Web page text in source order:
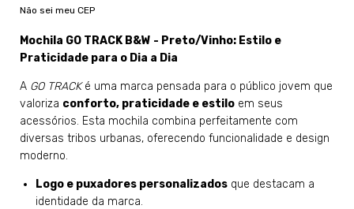
Não sei meu CEP
Mochila GO TRACK B&W - Preto/Vinho: Estilo e
Praticidade para o Dia a Dia
A GO TRACKé uma marca pensada para o público jovem que
valoriza conforto, praticidade e estilo em seus
acessórios. Esta mochila combina perfeitamente com
diversas tribos urbanas, oferecendo funcionalidade e design
moderno.
Logo e puxadores personalizados que destacam a
identidade da marca.